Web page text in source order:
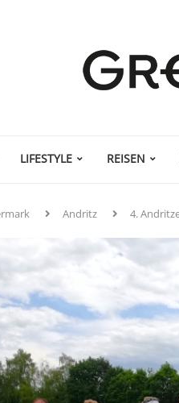
LIFESTYLE REISEN
Andritz 4.